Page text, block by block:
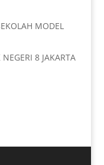
MODEL
8 JAKARTA